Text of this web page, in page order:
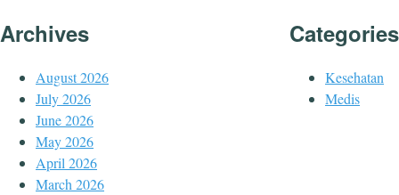
Archives
August 2026
July 2026
June 2026
May 2026
April 2026
March 2026
Categories
Kesehatan
Medis